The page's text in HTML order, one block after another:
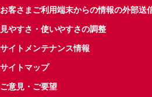
お客さまご利用端末からの情報の外部送
見やすさ・使いやすさの調整
サイトメンテナンス情報
サイトマップ
ご意見・ご要望